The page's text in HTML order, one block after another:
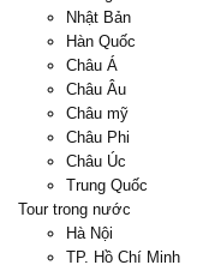
Nhật Bản
Hàn Quốc
Châu Á
Châu Âu
Châu mỹ
Châu Phi
Châu Úc
Trung Quốc
Tour trong nước
Hà Nội
TP. Hồ Chí Minh